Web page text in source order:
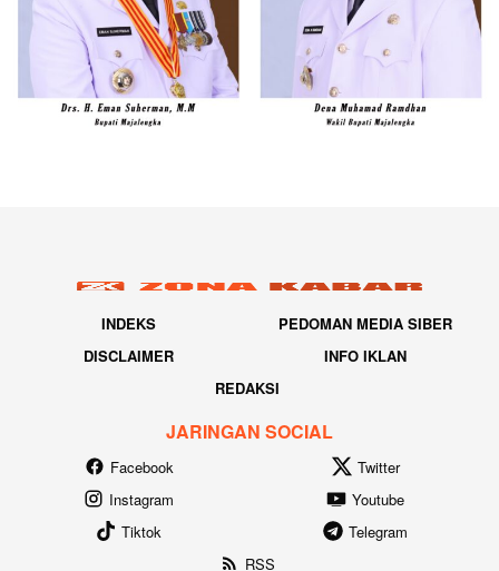
INDEKS
PEDOMAN MEDIA SIBER
DISCLAIMER
INFO IKLAN
REDAKSI
JARINGAN SOCIAL
Facebook
Twitter
Instagram
Youtube
Tiktok
Telegram
RSS